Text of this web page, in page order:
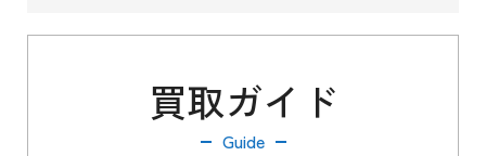
買取ガイド
Guide